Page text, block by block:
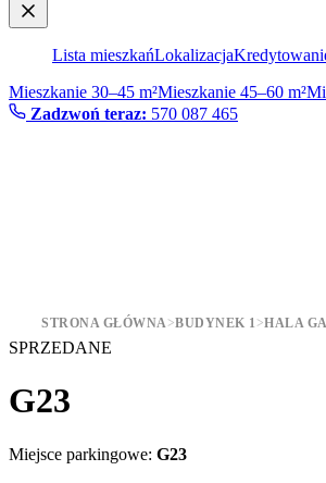
Lista mieszkańLokalizacja
Mieszkanie 30–45 m²Mieszkanie 45–60 m²
Zadzwoń teraz: 570 087 465
STRONA GŁÓWNA>BUDYNEK 1 >HALA
SPRZEDANE
G23
Miejsce parkingowe: G23